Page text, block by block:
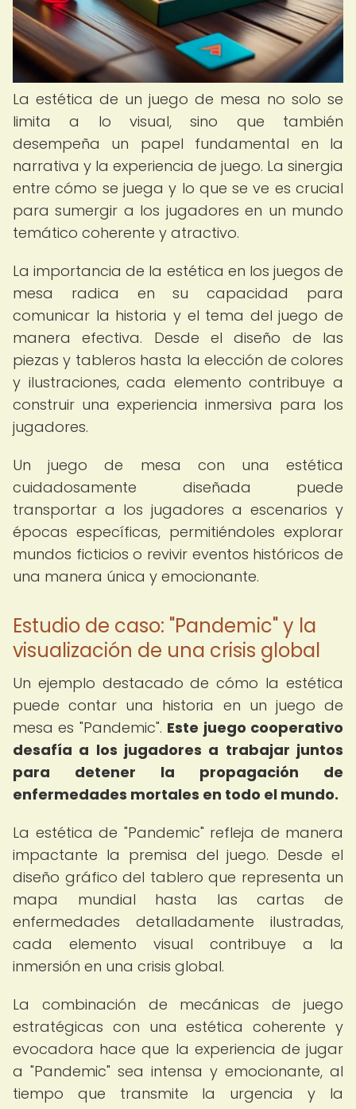
La estética de un juego de mesa no solo se
limita a lo visual, sino que también
desempeña un papel fundamental en la
narrativa y la experiencia de juego. La sinergia
entre cómo se juega y lo que se ve es crucial
para sumergir a los jugadores en un mundo
temático coherente y atractivo.
La importancia de la estética en los juegos de
mesa radica en su capacidad para
comunicar la historia y el tema del juego de
manera efectiva. Desde el diseño de las
piezas y tableros hasta la elección de colores
y ilustraciones, cada elemento contribuye a
construir una experiencia inmersiva para los
jugadores.
Un juego de mesa con una estética
cuidadosamente diseñada puede
transportar a los jugadores a escenarios y
épocas específicas, permitiéndoles explorar
mundos ficticios o revivir eventos históricos de
una manera única y emocionante.
Estudio de caso: "Pandemic" y la
visualización de una crisis global
Un ejemplo destacado de cómo la estética
puede contar una historia en un juego de
mesa es "Pandemic". Este juego cooperativo
desafía a los jugadores a trabajar juntos
para detener la propagación de
enfermedades mortales en todo el mundo.
La estética de "Pandemic" refleja de manera
impactante la premisa del juego. Desde el
diseño gráfico del tablero que representa un
mapa mundial hasta las cartas de
enfermedades detalladamente ilustradas,
cada elemento visual contribuye a la
inmersión en una crisis global.
La combinación de mecánicas de juego
estratégicas con una estética coherente y
evocadora hace que la experiencia de jugar
a "Pandemic" sea intensa y emocionante, al
tiempo que transmite la urgencia y la